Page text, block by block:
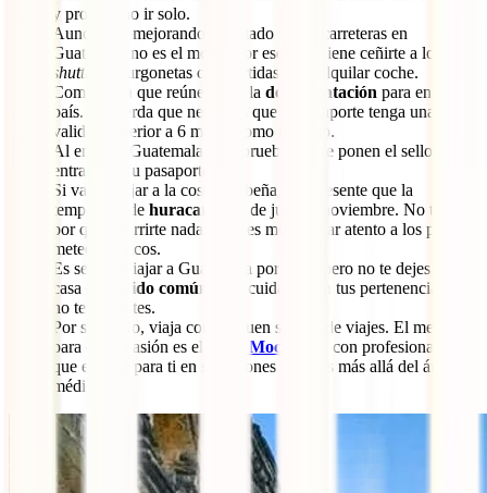
y procura no ir solo.
Aunque va mejorando, el estado de las carreteras en
Guatemala no es el mejor. Por eso, conviene ceñirte a los
shuttles
o furgonetas compartidas y no alquilar coche.
Comprueba que reúnes toda la documentación para entrar al
país. Recuerda que necesitas que tu pasaporte tenga una
validez superior a 6 meses como mínimo.
Al entrar a Guatemala, comprueba que te ponen el sello de
entrada en tu pasaporte.
Si vas a viajar a la costa caribeña, ten presente que la
temporada de huracanes
va de junio a noviembre. No tiene
por qué ocurrirte nada, pero es mejor estar atento a los partes
meteorológicos.
Es seguro viajar a Guatemala por libre, pero no te dejes en
casa el
sentido común
. Ten cuidado con tus pertenencias y
no te despistes.
Por supuesto, viaja con un buen seguro de viajes. El mejor
para esta ocasión es el
IATI Mochilero
, con profesionales
que estarán para ti en situaciones difíciles más allá del ámbito
médico.